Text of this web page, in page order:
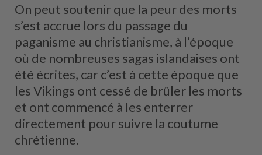
On peut soutenir que la peur des morts
s’est accrue lors du passage du
paganisme au christianisme, à l’époque
où de nombreuses sagas islandaises ont
été écrites, car c’est à cette époque que
les Vikings ont cessé de brûler les morts
et ont commencé à les enterrer
directement pour suivre la coutume
chrétienne.